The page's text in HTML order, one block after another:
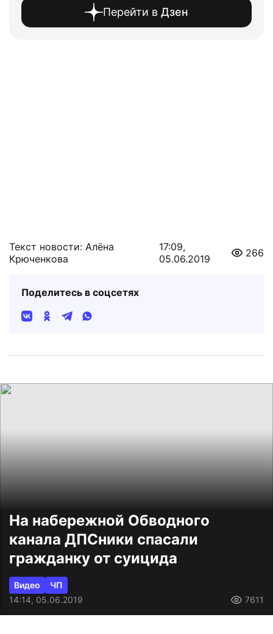
Перейти в Дзен
Текст новости: Алёна
Крюченкова
17:09,
05.06.2019
266
Поделитесь в соцсетях
На набережной Обводного
канала ДПСники спасали
гражданку от суицида
Видео
ЧП
14:14, 05.06.2019
7611